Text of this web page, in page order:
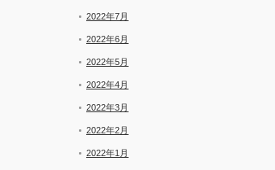
2022年7月
2022年6月
2022年5月
2022年4月
2022年3月
2022年2月
2022年1月